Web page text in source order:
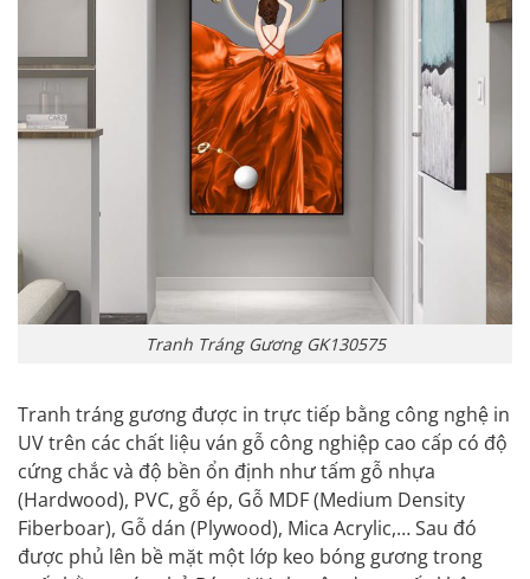
Tranh Tráng Gương GK130575
Tranh tráng gương được in trực tiếp bằng công nghệ in
UV trên các chất liệu ván gỗ công nghiệp cao cấp có độ
cứng chắc và độ bền ổn định như tấm gỗ nhựa
(Hardwood), PVC, gỗ ép, Gỗ MDF(Medium Density
Fiberboar), Gỗ dán (Plywood), Mica Acrylic,… Sau đó
được phủ lên bề mặt một lớp keo bóng gương trong